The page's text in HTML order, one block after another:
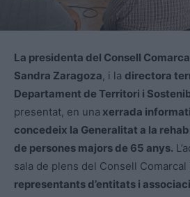
La presidenta del Consell
Sandra Zaragoza, i la directora
Departament de Territori i
presentat, en una xerrada
concedeix la Generalitat a la
de persones majors de 65 anys.
sala de plens del Consell Comarcal
representants d’entitats i